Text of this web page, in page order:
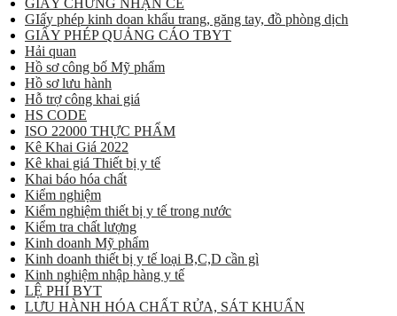
GIẤY CHỨNG NHẬN CE
GIấy phép kinh doan khẩu trang, găng tay, đồ phòng dịch
GIẤY PHÉP QUẢNG CÁO TBYT
Hải quan
Hồ sơ công bố Mỹ phẩm
Hồ sơ lưu hành
Hỗ trợ công khai giá
HS CODE
ISO 22000 THỰC PHẨM
Kê Khai Giá 2022
Kê khai giá Thiết bị y tế
Khai báo hóa chất
Kiểm nghiệm
Kiểm nghiệm thiết bị y tế trong nước
Kiểm tra chất lượng
Kinh doanh Mỹ phẩm
Kinh doanh thiết bị y tế loại B,C,D cần gì
Kinh nghiệm nhập hàng y tế
LỆ PHÍ BYT
LƯU HÀNH HÓA CHẤT RỬA, SÁT KHUẨN